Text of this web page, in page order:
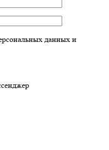
данных и